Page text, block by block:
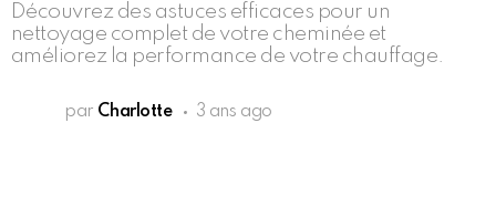
Découvrez des astuces efficaces pour un
nettoyage complet de votre cheminée et
améliorez la performance de votre chauffage.
par Charlotte 3 ans ago